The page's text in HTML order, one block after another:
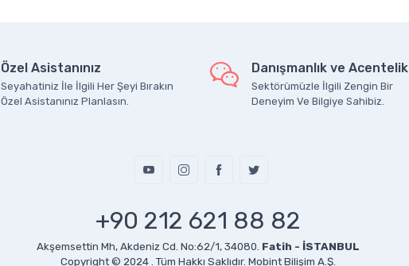
Özel Asistanınız
Seyahatiniz İle İlgili Her Şeyi Bırakın
Özel Asistanınız Planlasın.
Danışmanlık ve Acentelik
Sektörümüzle İlgili Zengin Bir
Deneyim Ve Bilgiye Sahibiz.
+90 212 621 88 82
Akşemsettin Mh, Akdeniz Cd. No:62/1, 34080. Fatih - İSTANBUL
Copyright © 2024 . Tüm Hakkı Saklıdır. Mobint Bilişim A.Ş.